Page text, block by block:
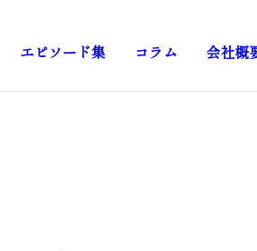
エピソード集 コラム 会社概